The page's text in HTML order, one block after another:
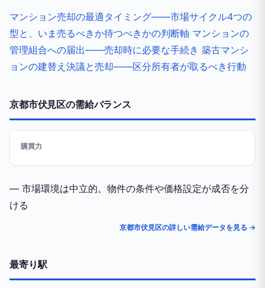
マンション売却の最適タイミング——市場サイクル4つの
型と、いま売るべきか待つべきかの判断軸 マンションの
管理組合への届出——売却時に必要な手続き 築古マンシ
ョンの建替え決議と売却——区分所有者が取るべき行動
京都市伏見区の需給バランス
購買力
— 市場環境は中立的。物件の条件や価格設定が成否を分
ける
京都市伏見区の詳しい需給データを見る →
最寄り駅